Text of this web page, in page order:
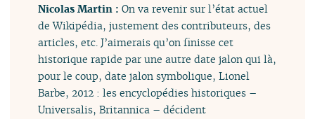
Nicolas Martin :On va revenir sur l’état actuel
de Wikipédia, justement des contributeurs, des
articles, etc. J’aimerais qu’on finisse cet
historique rapide par une autre date jalon qui là,
pour le coup, date jalon symbolique, Lionel
Barbe, 2012 : les encyclopédies historiques –
Universalis, Britannica – décident